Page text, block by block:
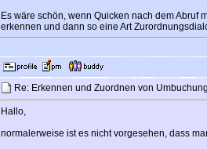
Es wäre schön, wenn Quicken nach dem
erkennen und dann so eine Art
Re: Erkennen und Zuordnen von
Hallo,
normalerweise ist es nicht vorgesehen, dass